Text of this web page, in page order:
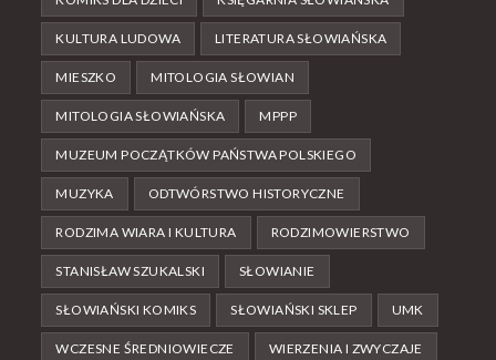
KULTURA LUDOWA LITERATURA SŁOWIAŃSKA
MIESZKO MITOLOGIA SŁOWIAN
MITOLOGIA SŁOWIAŃSKA MPPP
MUZEUM POCZĄTKÓW PAŃSTWA POLSKIEGO
MUZYKA ODTWÓRSTWO HISTORYCZNE
RODZIMA WIARA I KULTURA RODZIMOWIERSTWO
STANISŁAW SZUKALSKI SŁOWIANIE
SŁOWIAŃSKI KOMIKS SŁOWIAŃSKI SKLEP UMK
WCZESNE ŚREDNIOWIECZE WIERZENIA I ZWYCZAJE